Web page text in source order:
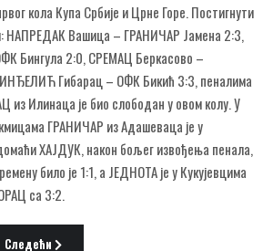
кола Купа Србије и Црне Горе. Постигнути
НАПРЕДАК Вашица – ГРАНИЧАР Јамена 2:3,
Бингула 2:0, СРЕМАЦ Беркасово –
Гибарац – ОФК Бикић 3:3, пеналима
из Илинаца је био слободан у овом колу. У
ГРАНИЧАР из Адашеваца је у
ХАЈДУК, након бољег извођења пенала,
било је 1:1, а ЈЕДНОТА је у Кукујевцима
са 3:2.
14.03.2006. уторак
Следећи чланак: Инфо 10.03.2006. петак
Следећи